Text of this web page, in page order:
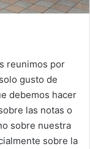
reunimos por
gusto de
debemos hacer
las notas o
sobre nuestra
sobre la